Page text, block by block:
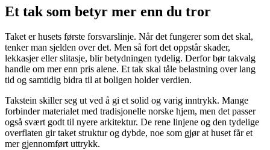
Et tak som betyr mer enn du tror
Taket er husets første forsvarslinje. Når det fungerer som det skal,
tenker man sjelden over det. Men så fort det oppstår skader,
lekkasjer eller slitasje, blir betydningen tydelig. Derfor bør takvalg
handle om mer enn pris alene. Et tak skal tåle belastning over lang
tid og samtidig bidra til at boligen holder verdien. ​
Takstein skiller seg ut ved å gi et solid og varig inntrykk. Mange
forbinder materialet med tradisjonelle norske hjem, men det passer
også svært godt til nyere arkitektur. De rene linjene og den tydelige
overflaten gir taket struktur og dybde, noe som gjør at huset får et
mer gjennomført uttrykk.